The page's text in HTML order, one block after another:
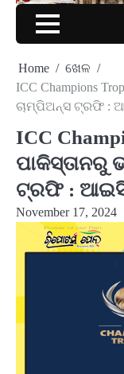
Home
ଖେଳ
ICC Champions
ଚାମ୍ପିଅନ୍ସ ଟ୍ରଫି :
ICC
ପାକିସ୍ତାନରୁ
ଟ୍ରଫି :
November 17, 2024